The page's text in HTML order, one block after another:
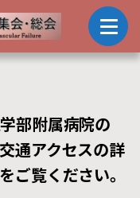
部附属病院の
通アクセスの詳
ご覧ください。